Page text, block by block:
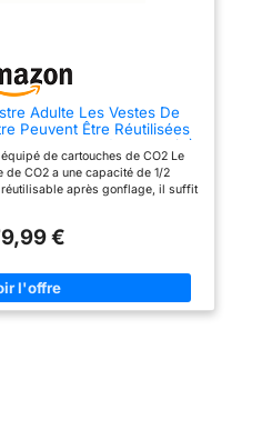
d'un nouveau type de matériau
sécurité de la conduite de nuit.
Adulte Les Vestes De
Peuvent Être Réutilisées
Aux Gilets D'équitation(S)
de cartouches de CO2 Le
CO2 a une capacité de 1/2
après gonflage, il suffit
tailles. Gilet airbag parfait for toute
vous tombez accidentellement
il peut être gonflé et protéger le
: il peut être essuyé, mais
€